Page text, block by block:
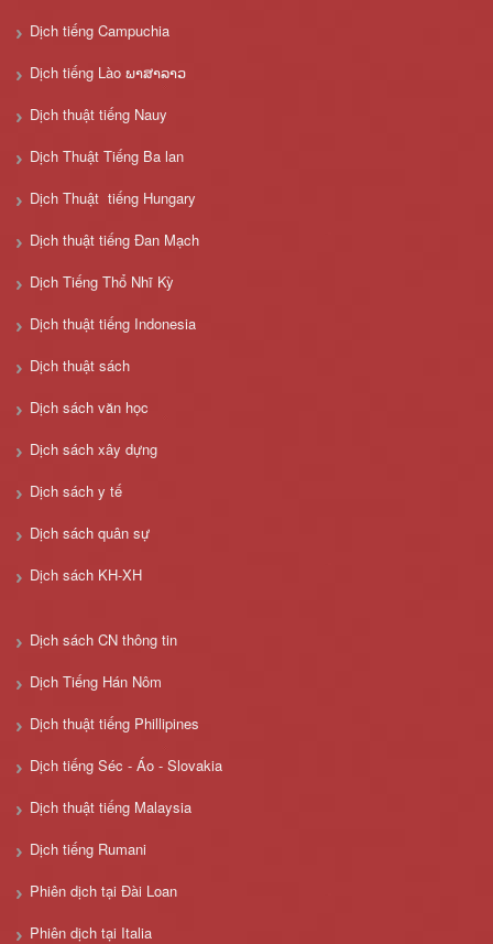
Dịch tiếng Campuchia
Dịch tiếng Lào ພາສາລາວ
Dịch thuật tiếng Nauy
Dịch Thuật Tiếng Ba lan
Dịch Thuật tiếng Hungary
Dịch thuật tiếng Đan Mạch
Dịch Tiếng Thổ Nhĩ Kỳ
Dịch thuật tiếng Indonesia
Dịch thuật sách
Dịch sách văn học
Dịch sách xây dựng
Dịch sách y tế
Dịch sách quân sự
Dịch sách KH-XH
Dịch sách CN thông tin
Dịch Tiếng Hán Nôm
Dịch thuật tiếng Phillipines
Dịch tiếng Séc - Áo - Slovakia
Dịch thuật tiếng Malaysia
Dịch tiếng Rumani
Phiên dịch tại Đài Loan
Phiên dịch tại Italia